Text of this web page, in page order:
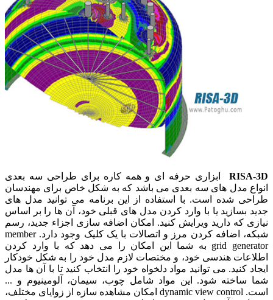
RISA-3D ابزاری حرفه ای و همه کاره برای طراحی سه بعدی
انواع مدل های سه بعدی می باشد که به شکل خاص برای مهندسان
طراحی شده است. با استفاده از این برنامه می توانید مدل های
جدید بسازید یا با وارد کردن مدل های قبلی خود، آن ها را بر اساس
نیازی که دارید ویرایش کنید. امکان اضافه سازی اجزاء جدید، رسم
شبکه، اضافه کردن مرز و اتصالات با یک کلیک وجود دارد. member
grid generator به شما این امکان را می دهد که با وارد کردن
اطلاعات هندسی خود، و مختصات لازم مدل خود را به شکل خودکار
ایجاد کنید. می توانید مواد دلخواه خود را انتخاب کنید تا با آن ها مدل
شما ساخته شود. این مواد شامل چوب، سیمان، آلومینیوم و ...
است. dynamic view control امکان مشاهده سازه از زوایای مختلف،